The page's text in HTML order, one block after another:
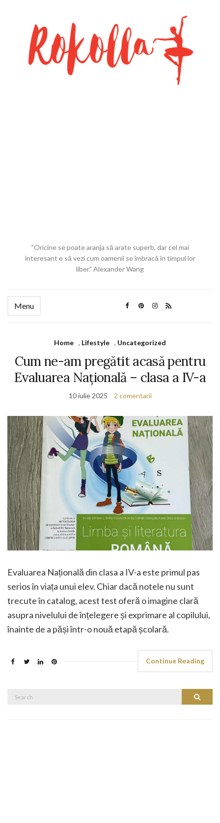
“Oricine se poate aranja să arate superb, dar cel mai
interesant e să vezi cum oamenii se îmbracă în timpul lor
liber.” Alexander Wang
Menu
Home , Lifestyle , Uncategorized
Cum ne-am pregătit acasă pentru
Evaluarea Națională – clasa a IV-a
10 iulie 2025 2 comentarii
Evaluarea Națională din clasa a IV-a este primul pas
serios în viața unui elev. Chiar dacă notele nu sunt
trecute în catalog, acest test oferă o imagine clară
asupra nivelului de înțelegere și exprimare al copilului,
înainte de a păși într-o nouă etapă școlară.
Continue Reading
Search